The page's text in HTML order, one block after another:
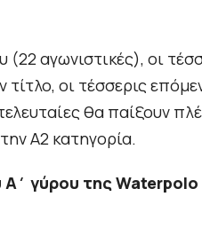
αγωνιστικές), οι
οι τέσσερις
θα παίξουν
Α2 κατηγορία.
γύρου της Waterpolo